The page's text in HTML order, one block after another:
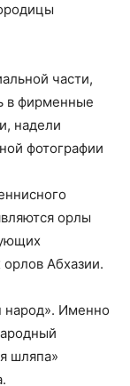
части,
в фирменные
надели
фотографии
орлы
Абхазии.
Именно
шляпа»